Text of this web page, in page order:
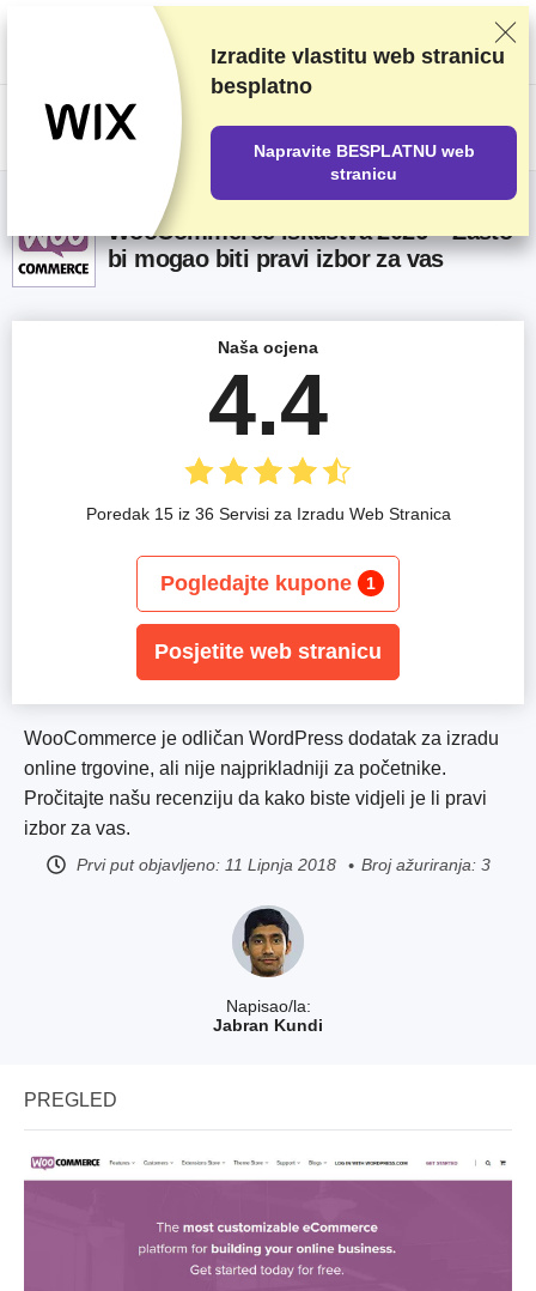
Ocjenjujemo dobavljače na temelju rigoroznog testiranja i istraživanja, ali
također uzimamo u obzir vaše povratne informacije i naše komercijalne
ugovore s pružateljima usluga. Ova stranica sadrži partnerske veze.
Transparentnost oglašavanja
US$
WooCommerce iskustva 2026 – Zašto
bi mogao biti pravi izbor za vas
Napisao/la:
Jabran Kundi
WooCommerce je odličan WordPress dodatak za izradu
online trgovine, ali nije najprikladniji za početnike.
Pročitajte našu recenziju da kako biste vidjeli je li pravi
izbor za vas.
Prvi put objavljeno: 11 Lipnja 2018 Broj ažuriranja: 3
Naša ocjena
4.4
Poredak 15 iz 36 Servisi za Izradu Web Stranica
Pogledajte kupone 1
Posjetite web stranicu
PREGLED
Izradite vlastitu web stranicu
besplatno
Napravite BESPLATNU web
stranicu